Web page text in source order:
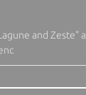
and Zeste"